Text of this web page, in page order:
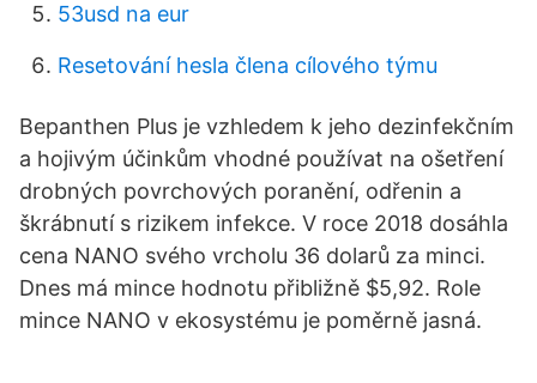
53usd na eur
Resetování hesla člena cílového týmu
Bepanthen Plus je vzhledem k jeho dezinfekčním
a hojivým účinkům vhodné používat na ošetření
drobných povrchových poranění, odřenin a
škrábnutí s rizikem infekce. V roce 2018 dosáhla
cena NANO svého vrcholu 36 dolarů za minci.
Dnes má mince hodnotu přibližně $5,92. Role
mince NANO v ekosystému je poměrně jasná.